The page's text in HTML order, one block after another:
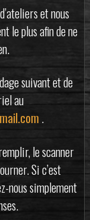
et nous
le plus afin de ne
suivant et de
au
.
le scanner
Si c’est
nous simplement